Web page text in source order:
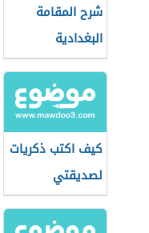
شرح المقامة
البغدادية
كيف اكتب ذكريات
لصديقتي